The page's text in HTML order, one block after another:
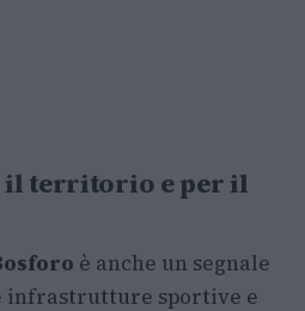
il territorio e per il
è anche un segnale
infrastrutture sportive e